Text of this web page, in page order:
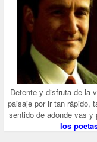
Detente y disfruta de la
paisaje por ir tan rápido,
sentido de adonde vas y
los